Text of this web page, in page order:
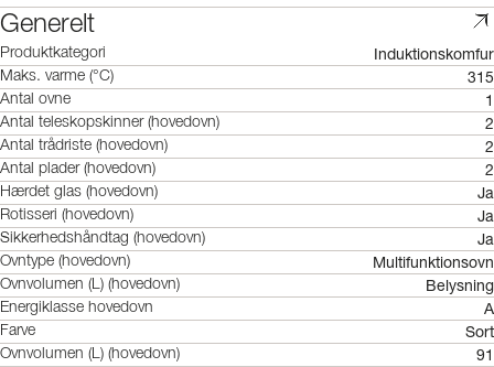
Generelt
Produktkategori Induktionskomfur
Maks. varme (°C) 315
Antal ovne 1
Antal teleskopskinner (hovedovn) 2
Antal trådriste (hovedovn) 2
Antal plader (hovedovn) 2
Hærdet glas (hovedovn) Ja
Rotisseri (hovedovn) Ja
Sikkerhedshåndtag (hovedovn) Ja
Ovntype (hovedovn) Multifunktionsovn
Ovnvolumen (L) (hovedovn) Belysning
Energiklasse hovedovn A
Farve Sort
Ovnvolumen (L) (hovedovn) 91